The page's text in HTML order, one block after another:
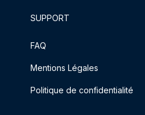
SUPPORT
FAQ
Mentions Légales
Politique de confidentialité